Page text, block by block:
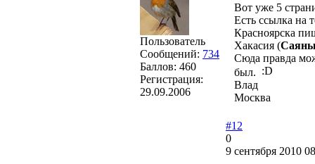
Пользователь
Сообщений: 734
Баллов: 460
Регистрация:
29.09.2006
Вот уже 5
Есть ссылка на
Красноярска
Хакасия (
Сюда правда
был.
Влад
Москва
#12
0
9 сентября 2010